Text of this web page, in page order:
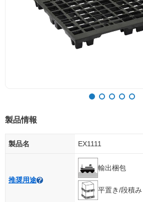
製品情報
製品名 EX1111
推奨用途
輸出梱包
平置き/段積み